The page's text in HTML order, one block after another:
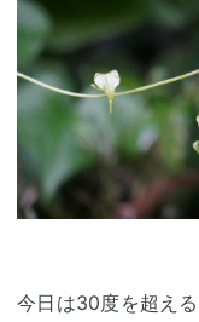
今日は30度を超え